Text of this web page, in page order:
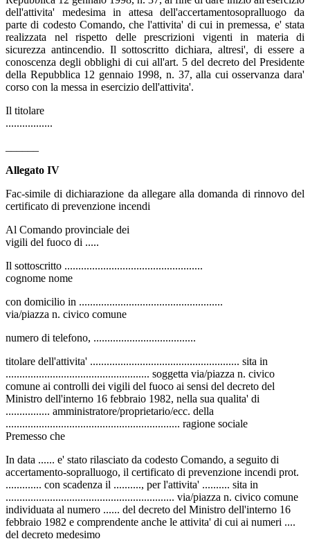
dell'attivita' medesima in attesa dell'accertamentosopralluogo da
parte di codesto Comando, che l'attivita' di cui in premessa, e' stata
realizzata nel rispetto delle prescrizioni vigenti in materia di
sicurezza antincendio. Il sottoscritto dichiara, altresi', di essere a
conoscenza degli obblighi di cui all'art. 5 del decreto del Presidente
della Repubblica 12 gennaio 1998, n. 37, alla cui osservanza dara'
corso con la messa in esercizio dell'attivita'.
Il titolare
.................
Allegato IV
Fac-simile di dichiarazione da allegare alla domanda di rinnovo del
certificato di prevenzione incendi
Al Comando provinciale dei
vigili del fuoco di .....
Il sottoscritto ..................................................
cognome nome
con domicilio in ....................................................
via/piazza n. civico comune
numero di telefono, .....................................
titolare dell'attivita' ...................................................... sita in
.................................................... soggetta via/piazza n. civico
comune ai controlli dei vigili del fuoco ai sensi del decreto del
Ministro dell'interno 16 febbraio 1982, nella sua qualita' di
................ amministratore/proprietario/ecc. della
............................................................... ragione sociale
Premesso che
In data ...... e' stato rilasciato da codesto Comando, a seguito di
accertamento-sopralluogo, il certificato di prevenzione incendi prot.
............. con scadenza il .........., per l'attivita' .......... sita in
............................................................. via/piazza n. civico comune
individuata al numero ...... del decreto del Ministro dell'interno 16
febbraio 1982 e comprendente anche le attivita' di cui ai numeri ....
del decreto medesimo